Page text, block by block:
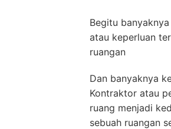
Begitu
atau keperluan
ruangan
Dan banyaknya
Kontraktor atau
ruang menjadi
sebuah ruangan